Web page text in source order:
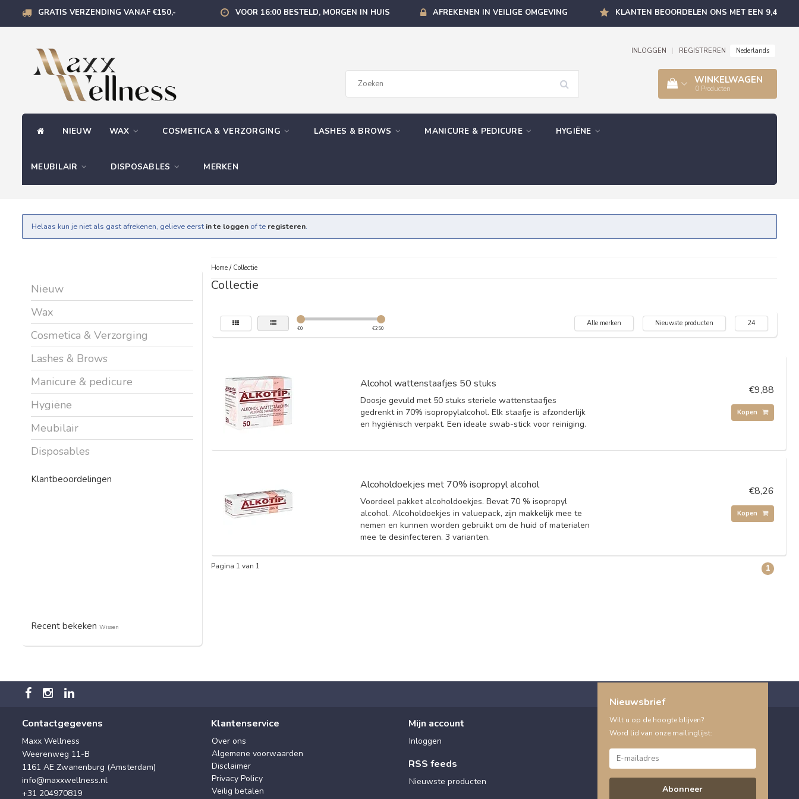
GRATIS VERZENDING VANAF €150,- VOOR 16:00 BESTELD, MORGEN IN HUIS AFREKENEN IN VEILIGE OMGEVING KLANTEN BEOORDELEN ONS MET EEN 9,4
INLOGGEN REGISTREREN Nederlands
WINKELWAGEN
0 Producten
NIEUW WAX COSMETICA & VERZORGING LASHES & BROWS MANICURE & PEDICURE HYGIËNE
MEUBILAIR DISPOSABLES MERKEN
Helaas kun je niet als gast afrekenen, gelieve eerst in te loggen of te registeren.
Nieuw
Wax
Cosmetica & Verzorging
Lashes & Brows
Manicure & pedicure
Hygiëne
Meubilair
Disposables
Klantbeoordelingen
Recent bekeken Wissen
Home/ Collectie
Collectie
€0 €250
Alle merken Nieuwste producten 24
Alcohol wattenstaafjes 50 stuks
Doosje gevuld met 50 stuks steriele wattenstaafjes
gedrenkt in 70% isopropylalcohol. Elk staafje is afzonderlijk
en hygiënisch verpakt. Een ideale swab-stick voor reiniging.
€9,88
Kopen
Alcoholdoekjes met 70% isopropyl alcohol
Voordeel pakket alcoholdoekjes. Bevat 70 % isopropyl
alcohol. Alcoholdoekjes in valuepack, zijn makkelijk mee te
nemen en kunnen worden gebruikt om de huid of materialen
mee te desinfecteren. 3 varianten.
€8,26
Kopen
Pagina 1 van 1 1
Contactgegevens
Maxx Wellness
Weerenweg 11-B
1161 AE Zwanenburg (Amsterdam)
info@maxxwellness.nl
+31 204970819
Klantenservice
Over ons
Algemene voorwaarden
Disclaimer
Privacy Policy
Veilig betalen
Mijn account
Inloggen
RSS feeds
Nieuwste producten
Nieuwsbrief
Wilt u op de hoogte blijven?
Word lid van onze mailinglijst:
Abonneer